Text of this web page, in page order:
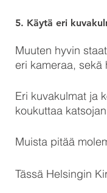
5. Käytä eri
Muuten hyvin
eri kameraa, sekä
Eri kuvakulmat ja
koukuttaa
Muista pitää
Tässä Helsingin